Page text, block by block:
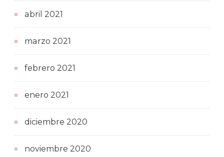
abril 2021
marzo 2021
febrero 2021
enero 2021
diciembre 2020
noviembre 2020